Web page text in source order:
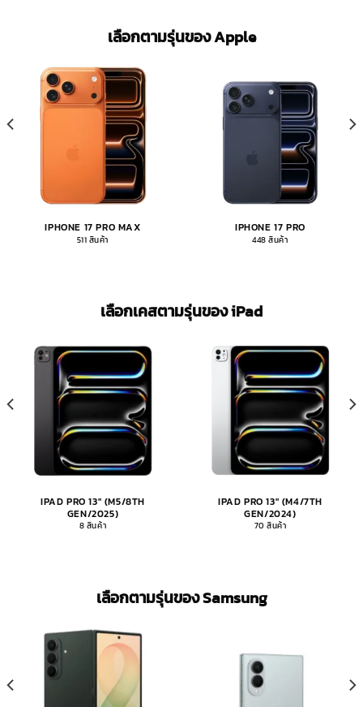
เลือกตามรุ่นของ Apple
IPHONE 17 PRO MAX
511 สินค้า
IPHONE 17 PRO
448 สินค้า
เลือกเคสตามรุ่นของ iPad​
IPAD PRO 13" (M5/8TH
GEN/2025)
8 สินค้า
IPAD PRO 13" (M4/7TH
GEN/2024)
70 สินค้า
เลือกตามรุ่นของ Samsung